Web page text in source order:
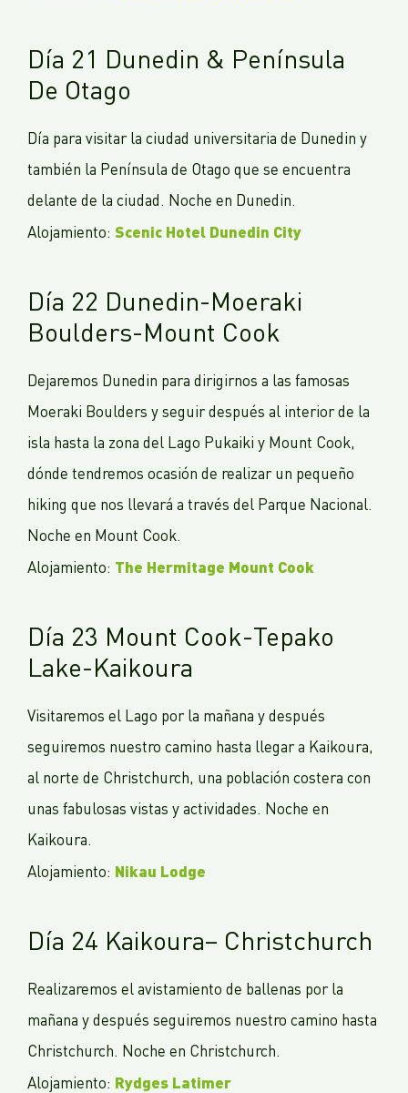
Día 21 Dunedin & Península
De Otago
Día para visitar la ciudad universitaria de Dunedin y
también la Península de Otago que se encuentra
delante de la ciudad. Noche en Dunedin.
Alojamiento: Scenic Hotel Dunedin City
Día 22 Dunedin-Moeraki
Boulders-Mount Cook
Dejaremos Dunedin para dirigirnos a las famosas
Moeraki Boulders y seguir después al interior de la
isla hasta la zona del Lago Pukaiki y Mount Cook,
dónde tendremos ocasión de realizar un pequeño
hiking que nos llevará a través del Parque Nacional.
Noche en Mount Cook.
Alojamiento: The Hermitage Mount Cook
Día 23 Mount Cook-Tepako
Lake-Kaikoura
Visitaremos el Lago por la mañana y después
seguiremos nuestro camino hasta llegar a Kaikoura,
al norte de Christchurch, una población costera con
unas fabulosas vistas y actividades. Noche en
Kaikoura.
Alojamiento: Nikau Lodge
Día 24 Kaikoura– Christchurch
Realizaremos el avistamiento de ballenas por la
mañana y después seguiremos nuestro camino hasta
Christchurch. Noche en Christchurch.
Alojamiento: Rydges Latimer